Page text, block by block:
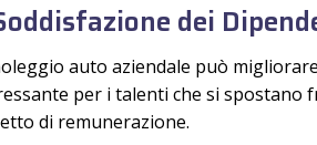
dei
auto aziendale può
per i talenti che si spostano
di remunerazione.